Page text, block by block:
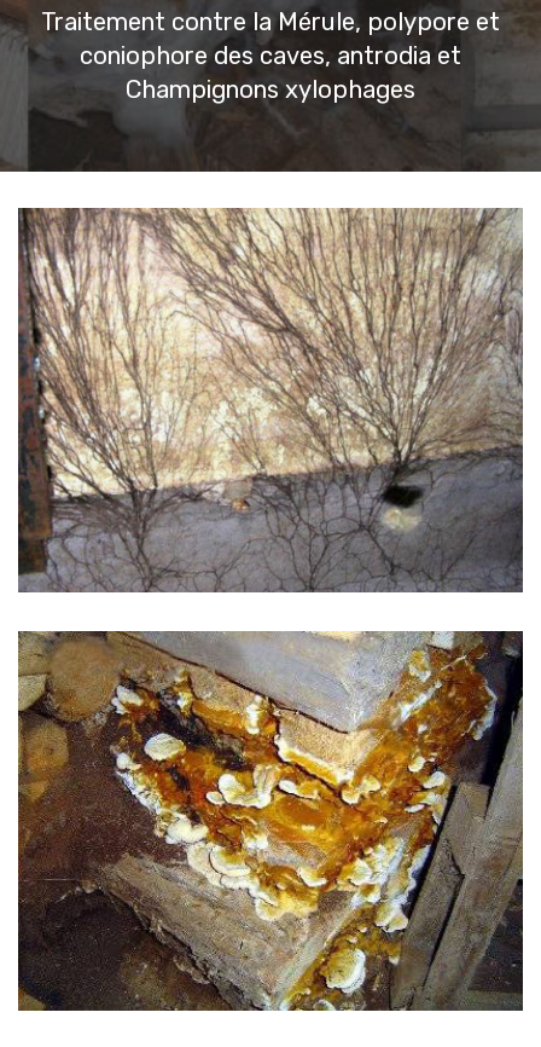
Traitement contre la Mérule, polypore et
coniophore des caves, antrodia et
Champignons xylophages